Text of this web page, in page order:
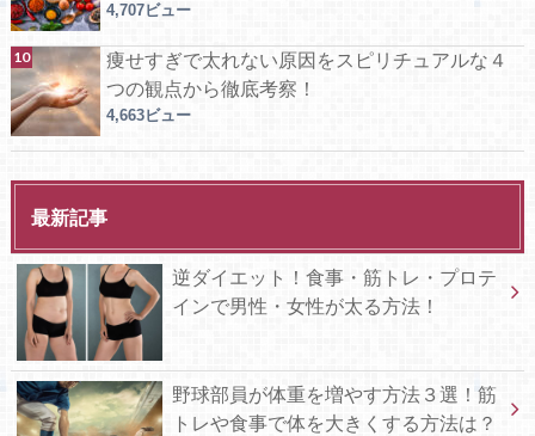
4,707ビュー
痩せすぎで太れない原因をスピリチュアルな４
つの観点から徹底考察！
4,663ビュー
最新記事
逆ダイエット！食事・筋トレ・プロテ
インで男性・女性が太る方法！
野球部員が体重を増やす方法３選！筋
トレや食事で体を大きくする方法は？